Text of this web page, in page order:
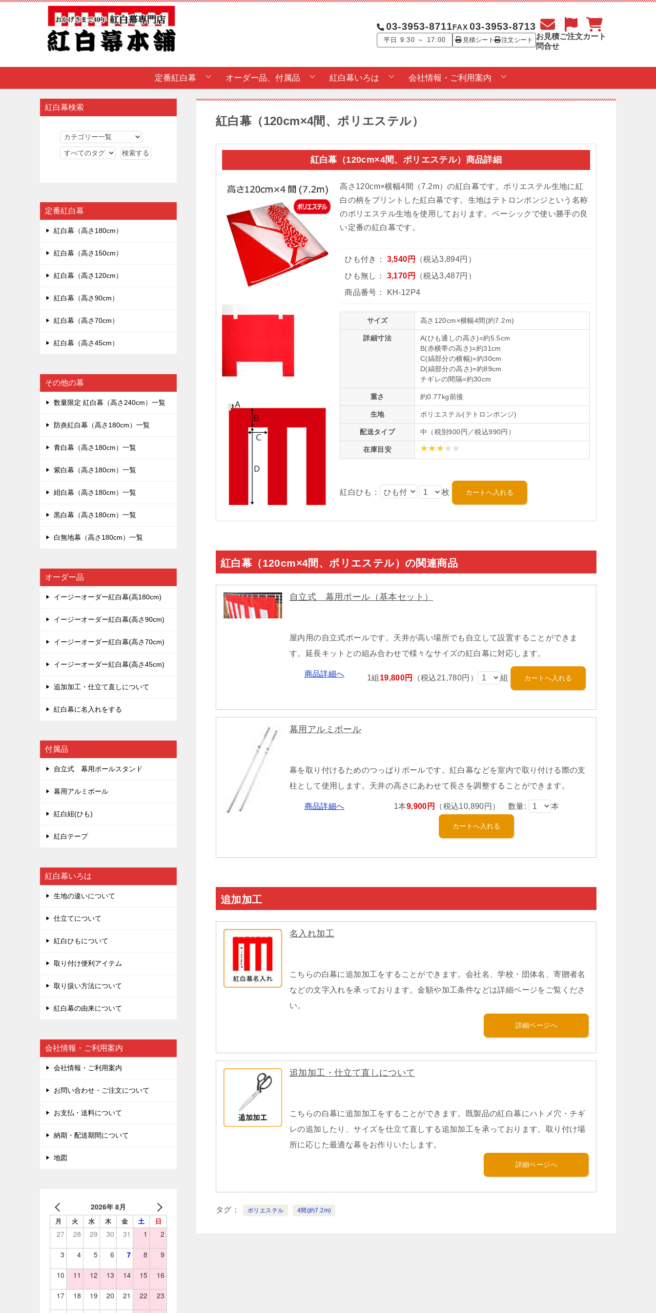
03-3953-8711
平日 9:30 ～ 17:00
FAX 03-3953-8713
見積シート 注文シート
お見積
問合せ
ご注文カート
定番紅白幕 オーダー品、付属品 紅白幕いろは 会社情報・ご利用案内
紅白幕（120cm×4間、ポリエステル）
紅白幕（120cm×4間、ポリエステル）商品詳細
高さ120cm×横幅4間（7.2m）の紅白幕です。ポリエステル生地に紅
白の柄をプリントした紅白幕です。生地はテトロンポンジという名称
のポリエステル生地を使用しております。ベーシックで使い勝手の良
い定番の紅白幕です。
ひも付き： 3,540円
（税込3,894円）
ひも無し：
3,170円
（税込3,487円）
商品番号：
KH-12P4
サイズ 高さ120cm×横幅4間(約7.2m)
詳細寸法
A(ひも通しの高さ)=約5.5cm
B(赤横帯の高さ)=約31cm
C(縞部分の横幅)=約30cm
D(縞部分の高さ)=約89cm
チギレの間隔=約30cm
重さ 約0.77kg前後
生地 ポリエステル(テトロンポンジ)
配送タイプ 中（税別900円／税込990円）
在庫目安
紅白ひも： 枚
紅白幕（120cm×4間、ポリエステル）の関連商品
自立式 幕用ポール（基本セット）
屋内用の自立式ポールです。天井が高い場所でも自立して設置することができま
す。延長キットとの組み合わせで様々なサイズの紅白幕に対応します。
商品詳細へ 1組 19,800円 （税込21,780円） 組
幕用アルミポール
幕を取り付けるためのつっぱりポールです。紅白幕などを室内で取り付ける際の支
柱として使用します。天井の高さにあわせて長さを調整することができます。
商品詳細へ 1本9,900円 （税込10,890円） 数量: 本
追加加工
名入れ加工
こちらの白幕に追加加工をすることができます。会社名、学校・団体名、寄贈者名
などの文字入れを承っております。金額や加工条件などは詳細ページをご覧くださ
い。
詳細ページへ
追加加工・仕立て直しについて
こちらの白幕に追加加工をすることができます。既製品の紅白幕にハトメ穴・チギ
レの追加したり、サイズを仕立て直しする追加加工を承っております。取り付け場
所に応じた最適な幕をお作りいたします。
詳細ページへ
タグ ポリエステル 4間(約7.2m)
紅白幕検索
定番紅白幕
紅白幕（高さ180cm）
紅白幕（高さ150cm）
紅白幕（高さ120cm）
紅白幕（高さ90cm）
紅白幕（高さ70cm）
紅白幕（高さ45cm）
その他の幕
数量限定 紅白幕（高さ240cm）一覧
防炎紅白幕（高さ180cm）一覧
青白幕（高さ180cm）一覧
紫白幕（高さ180cm）一覧
紺白幕（高さ180cm）一覧
黒白幕（高さ180cm）一覧
白無地幕（高さ180cm）一覧
オーダー品
イージーオーダー紅白幕(高180cm)
イージーオーダー紅白幕(高さ90cm)
イージーオーダー紅白幕(高さ70cm)
イージーオーダー紅白幕(高さ45cm)
追加加工・仕立て直しについて
紅白幕に名入れをする
付属品
自立式 幕用ポールスタンド
幕用アルミポール
紅白紐(ひも)
紅白テープ
紅白幕いろは
生地の違いについて
仕立てについて
紅白ひもについて
取り付け便利アイテム
取り扱い方法について
紅白幕の由来について
会社情報・ご利用案内
会社情報・ご利用案内
お問い合わせ・ご注文について
お支払・送料について
納期・配送期間について
地図
2026年 8月
月 火 水 木 金 土 日
27 28 29 30 31 1 2
3 4 5 6 7 8 9
10 11 12 13 14 15 16
17 18 19 20 21 22 23